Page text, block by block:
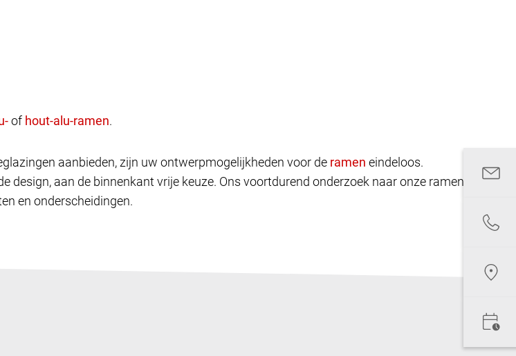
of .
aanbieden, zijn uw ontwerpmogelijkheden voor de
eindeloos.
aan de binnenkant vrije keuze. Ons voortdurend onderzoek naar onze ramen
en onderscheidingen.